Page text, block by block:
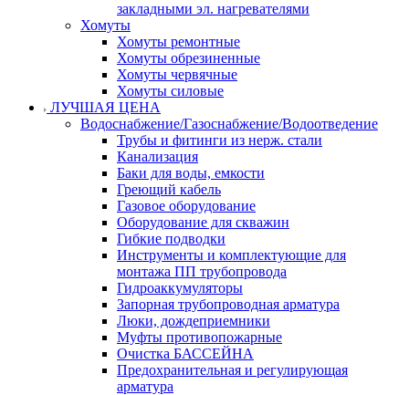
закладными эл. нагревателями
Хомуты
Хомуты ремонтные
Хомуты обрезиненные
Хомуты червячные
Хомуты силовые
ЛУЧШАЯ ЦЕНА
Водоснабжение/Газоснабжение/Водоотведение
Трубы и фитинги из нерж. стали
Канализация
Баки для воды, емкости
Греющий кабель
Газовое оборудование
Оборудование для скважин
Гибкие подводки
Инструменты и комплектующие для
монтажа ПП трубопровода
Гидроаккумуляторы
Запорная трубопроводная арматура
Люки, дождеприемники
Муфты противопожарные
Очистка БАССЕЙНА
Предохранительная и регулирующая
арматура